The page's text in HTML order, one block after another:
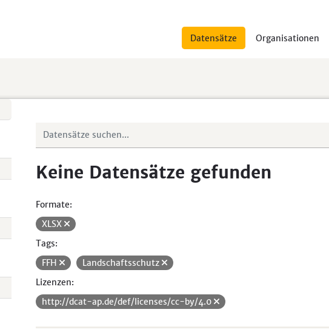
Datensätze Organisationen
Keine Datensätze gefunden
Formate:
XLSX
Tags:
FFH
Landschaftsschutz
Lizenzen:
http://dcat-ap.de/def/licenses/cc-by/4.0